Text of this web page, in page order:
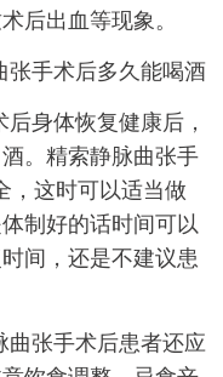
后出血等现象。
张手术后多久能喝酒
身体恢复健康后，
。精索静脉曲张手
，这时可以适当做
制好的话时间可以
间，还是不建议患
曲张手术后患者还应